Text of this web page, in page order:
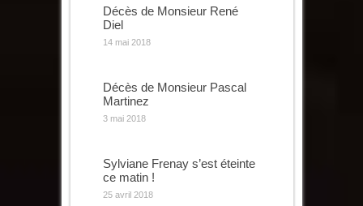
Décès de Monsieur René
Diel
14 mai 2018
Décès de Monsieur Pascal
Martinez
3 mai 2018
Sylviane Frenay s’est éteinte
ce matin !
25 avril 2018